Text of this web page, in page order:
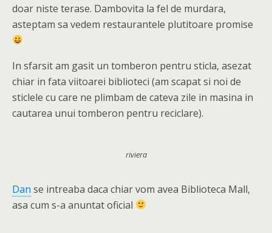
doar niste terase. Dambovita la fel de murdara,
asteptam sa vedem restaurantele plutitoare promise
In sfarsit am gasit un tomberon pentru sticla, asezat
chiar in fata viitoarei biblioteci (am scapat si noi de
sticlele cu care ne plimbam de cateva zile in masina in
cautarea unui tomberon pentru reciclare).
riviera
Dan se intreaba daca chiar vom avea Biblioteca Mall,
asa cum s-a anuntat oficial